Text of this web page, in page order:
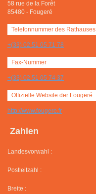
58 rue de la Forêt
85480 - Fougeré
Telefonnummer des Rathauses
+(33) 02 51 05 71 78
Fax-Nummer
+(33) 02 51 05 74 37
Offizielle Website der Fougeré
http://www.fougere.fr
Zahlen
Landesvorwahl :
Postleitzahl :
Breite :